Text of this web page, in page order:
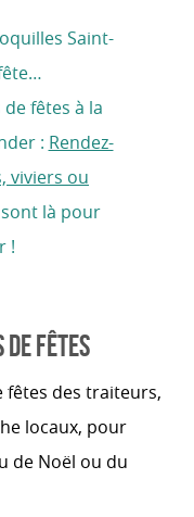
Saint-
fêtes à la
: Rendez-
viviers ou
là pour
!
FÊTES
fêtes des traiteurs,
locaux, pour
de Noël ou du